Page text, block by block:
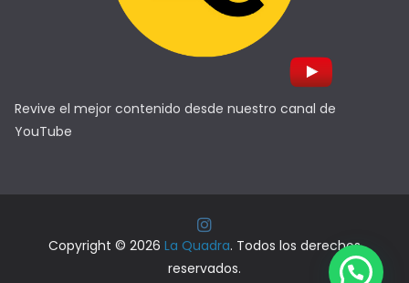
Revive el mejor contenido desde nuestro canal de
YouTube
Copyright © 2026 La Quadra. Todos los derechos
reservados.